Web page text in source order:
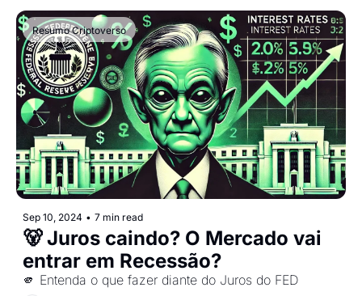
Resumo Criptoverso
Sep 10, 2024 • 7 min read
🐻 Juros caindo? O Mercado vai
entrar em Recessão?
🫵 Entenda o que fazer diante do Juros do FED